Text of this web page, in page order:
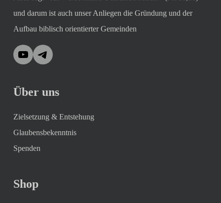
und darum ist auch unser Anliegen die Gründung und der
Aufbau biblisch orientierter Gemeinden
YouTubeTelegram
Über uns
Zielsetzung & Entstehung
Glaubensbekenntnis
Spenden
Shop